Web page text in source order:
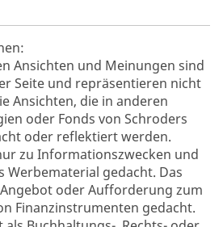
Ansichten und Meinungen sind
Seite und repräsentieren nicht
Ansichten, die in anderen
oder Fonds von Schroders
oder reflektiert werden.
zu Informationszwecken und
Werbematerial gedacht. Das
oder Aufforderung zum
Finanzinstrumenten gedacht.